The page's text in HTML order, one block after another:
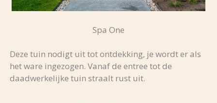
Spa One
Deze tuin nodigt uit tot ontdekking, je wordt er als
het ware ingezogen. Vanaf de entree tot de
daadwerkelijke tuin straalt rust uit.